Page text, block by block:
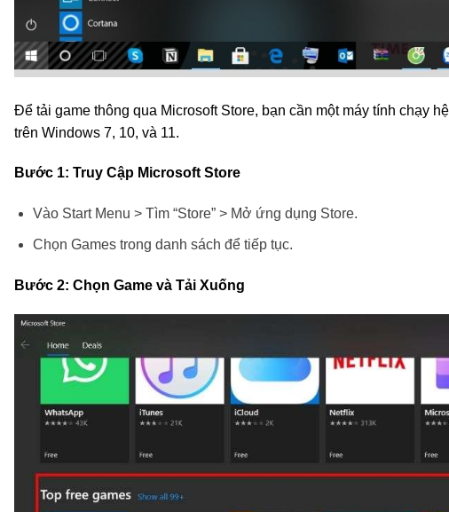
Để tải game thông qua Microsoft Store, bạn cần một máy tính chạy
trên Windows 7, 10, và 11.
Bước 1: Truy Cập Microsoft Store
Vào Start Menu > Tìm “Store” > Mở ứng dụng Store.
Chọn Games trong danh sách để tiếp tục.
Bước 2: Chọn Game và Tải Xuống